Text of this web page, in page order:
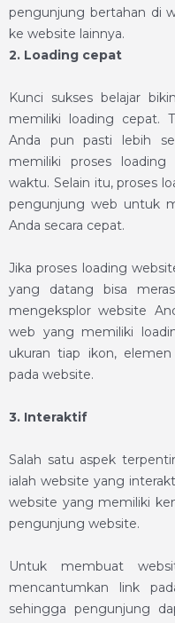
pengunjung bertahan di
ke website lainnya.
2. Loading cepat
Kunci sukses belajar
memiliki loading cepat.
Anda pun pasti lebih
memiliki proses
waktu. Selain itu, proses
pengunjung web untuk
Anda secara cepat.
Jika proses loading
yang datang bisa
mengeksplor website
web yang memiliki
ukuran tiap ikon,
pada website.
3. Interaktif
Salah satu aspek
ialah website yang
website yang memiliki
pengunjung website.
Untuk membuat
mencantumkan link
sehingga pengunjung